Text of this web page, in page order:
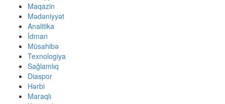
Maqazin
Mədəniyyət
Analitika
İdman
Müsahibə
Texnologiya
Sağlamlıq
Diaspor
Hərbi
Maraqlı